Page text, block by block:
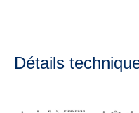
Détails